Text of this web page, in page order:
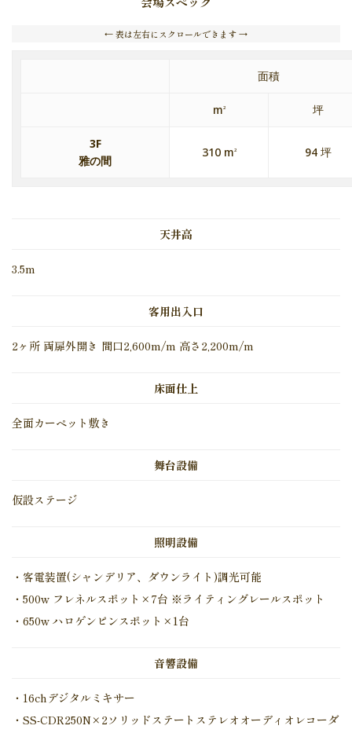
← 表は左右にスクロールできます →
面積
m2 坪
3F
雅の間
310 m2 94 坪
天井高
3.5m
客用出入口
2ヶ所 両扉外開き 間口2,600m/m 高さ2,200m/m
床面仕上
全面カーペット敷き
舞台設備
仮設ステージ
照明設備
・客電装置(シャンデリア、ダウンライト)調光可能
・500w フレネルスポット×7台 ※ライティングレールスポット
・650w ハロゲンピンスポット×1台
音響設備
・16chデジタルミキサー
・SS-CDR250N×2ソリッドステートステレオオーディオレコーダ